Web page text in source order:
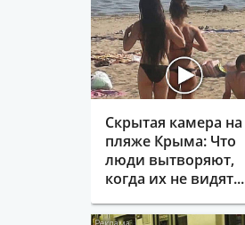
Скрытая камера на
пляже Крыма: Что
люди вытворяют,
когда их не видят...